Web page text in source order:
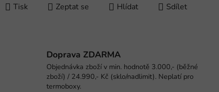
Tisk Zeptat se Hlídat Sdílet
Doprava ZDARMA
Objednávka zboží v min. hodnotě 3.000,- (běžné
zboží) / 24.990,- Kč (sklo/nadlimit). Neplatí pro
termoboxy.